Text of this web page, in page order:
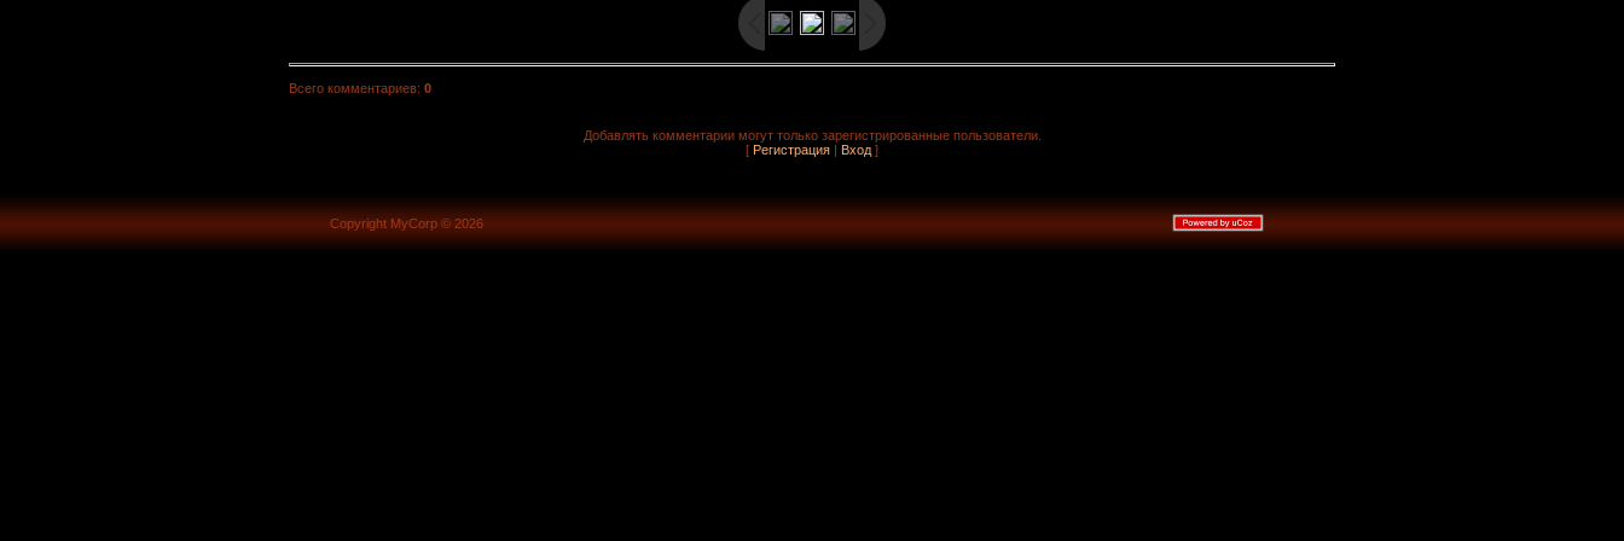
Всего комментариев: 0
Добавлять комментарии могут только зарегистрированные пользователи.
[ Регистрация | Вход ]
Copyright MyCorp © 2026